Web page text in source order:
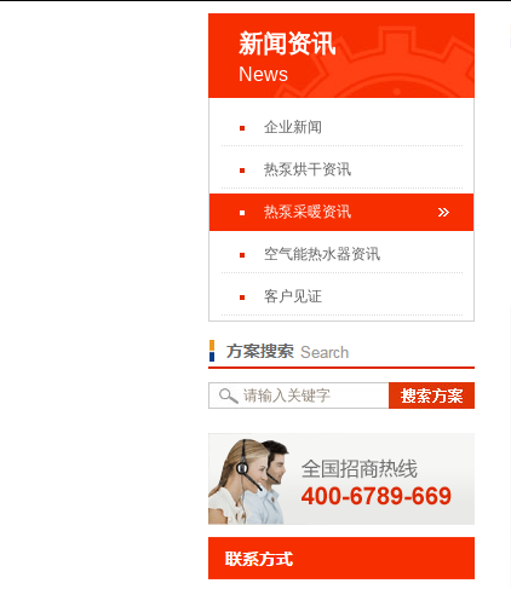
新闻资讯
News
企业新闻
热泵烘干资讯
热泵采暖资讯
空气能热水器资讯
客户见证